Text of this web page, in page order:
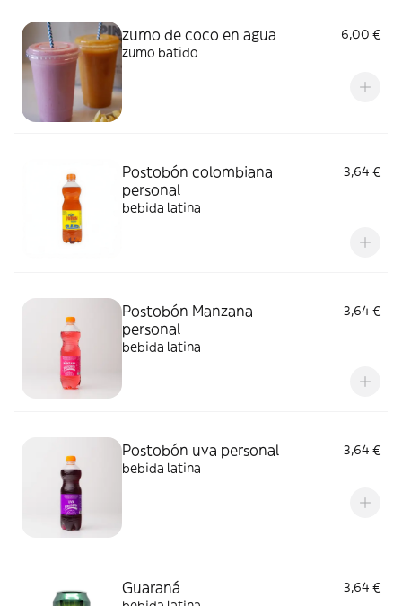
zumo de coco en agua
6,00 €
zumo batido
Postobón colombiana
personal
3,64 €
bebida latina
Postobón Manzana
personal
3,64 €
bebida latina
Postobón uva personal
3,64 €
bebida latina
Guaraná
3,64 €